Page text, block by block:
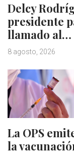
Delcy
presidente
llamado al…
8 agosto, 2026
La OPS
la